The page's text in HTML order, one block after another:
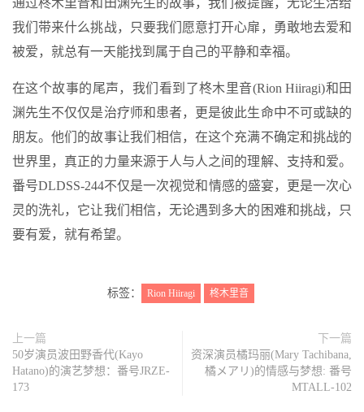
通过柊木里音和田渊先生的故事，我们被提醒，无论生活给
我们带来什么挑战，只要我们愿意打开心扉，勇敢地去爱和
被爱，就总有一天能找到属于自己的平静和幸福。
在这个故事的尾声，我们看到了柊木里音(Rion Hiiragi)和田
渊先生不仅仅是治疗师和患者，更是彼此生命中不可或缺的
朋友。他们的故事让我们相信，在这个充满不确定和挑战的
世界里，真正的力量来源于人与人之间的理解、支持和爱。
番号DLDSS-244不仅是一次视觉和情感的盛宴，更是一次心
灵的洗礼，它让我们相信，无论遇到多大的困难和挑战，只
要有爱，就有希望。
标签： Rion Hiiragi 柊木里音
上一篇
50岁演员波田野香代(Kayo
Hatano)的演艺梦想：番号JRZE-
173
下一篇
资深演员橘玛丽(Mary Tachibana,
橘メアリ)的情感与梦想: 番号
MTALL-102